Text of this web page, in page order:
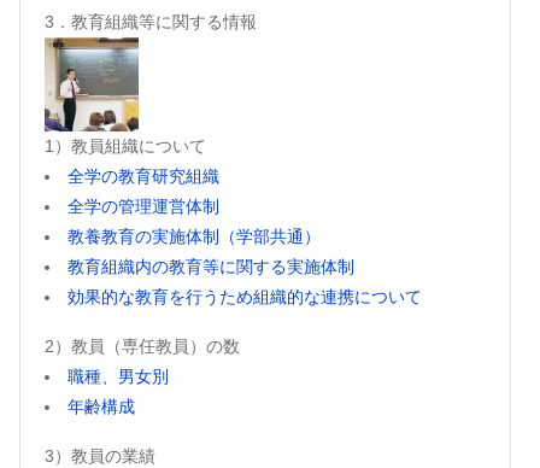
3．教育組織等に関する情報
1）教員組織について
全学の教育研究組織
全学の管理運営体制
教養教育の実施体制（学部共通）
教育組織内の教育等に関する実施体制
効果的な教育を行うため組織的な連携について
2）教員（専任教員）の数
職種、男女別
年齢構成
3）教員の業績